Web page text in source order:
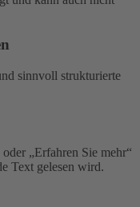
sinnvoll strukturierte
„Erfahren Sie mehr“
Text gelesen wird.